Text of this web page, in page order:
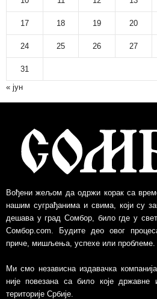
17 18 19 20
24 25 26 27
31
« јун
Вођени жељом да одржи корак са
нашим суграђанима и свима, који су
дешава у град Сомбор, било где у
Сомбор.com. Будите део овог
приче, мишљења, успехе или проблеме.
Ми смо независна издавачка
није повезанa са било које државне
територије Србије.